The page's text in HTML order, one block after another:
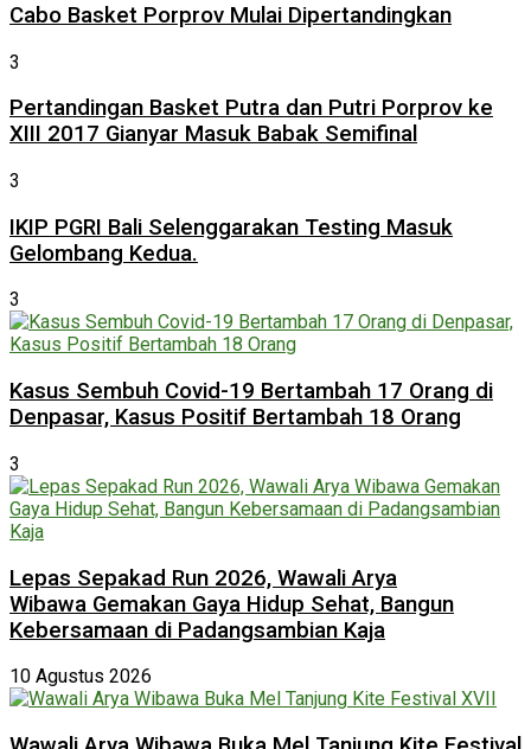
Cabo Basket Porprov Mulai Dipertandingkan
3
Pertandingan Basket Putra dan Putri Porprov ke
XIII 2017 Gianyar Masuk Babak Semifinal
3
IKIP PGRI Bali Selenggarakan Testing Masuk
Gelombang Kedua.
3
Kasus Sembuh Covid-19 Bertambah 17 Orang di
Denpasar, Kasus Positif Bertambah 18 Orang
3
Lepas Sepakad Run 2026, Wawali Arya
Wibawa Gemakan Gaya Hidup Sehat, Bangun
Kebersamaan di Padangsambian Kaja
10 Agustus 2026